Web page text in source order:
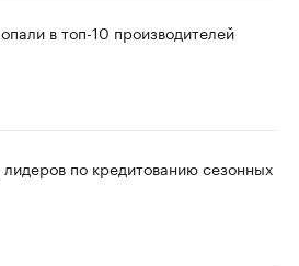
в топ-10 производителей
по кредитованию сезонных